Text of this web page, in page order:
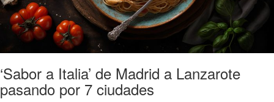
‘Sabor a Italia’ de Madrid a Lanzarote
pasando por 7 ciudades